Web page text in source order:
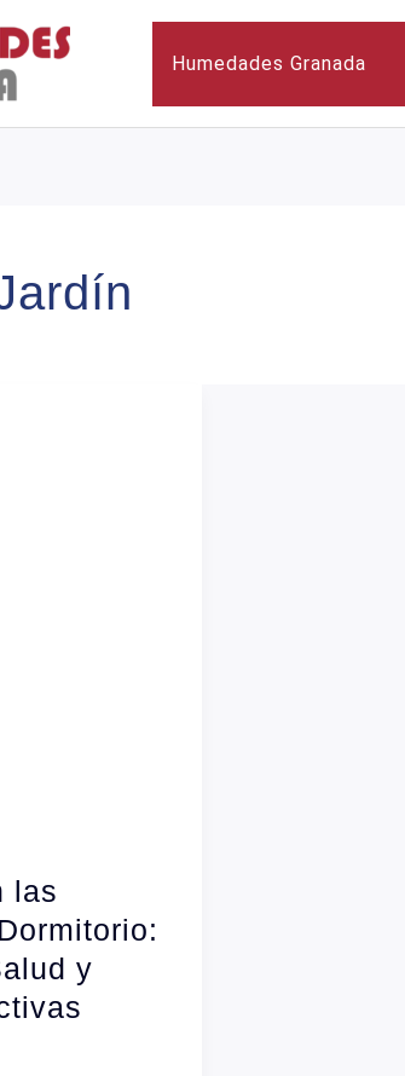
Humedades Granada
las
y